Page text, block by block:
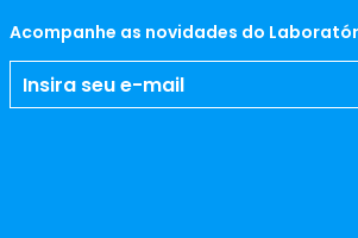
Acompanhe as novidades do